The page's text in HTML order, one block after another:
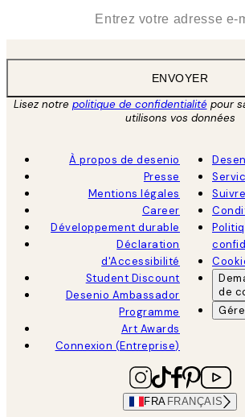
ENVOYER
Lisez notre politique de confidentialitépour
utilisons vos données
À propos de desenio
Presse
Mentions légales
Career
Développement durable
Déclaration
d'Accessibilité
Student Discount
Desenio Ambassador
Programme
Art Awards
Connexion (Entreprise)
de
FRA FRANÇAIS